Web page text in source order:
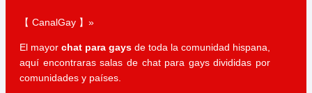
【 CanalGay 】»
El mayor chat para gays de toda la comunidad hispana,
aquí encontraras salas de chat para gays divididas por
comunidades y países.